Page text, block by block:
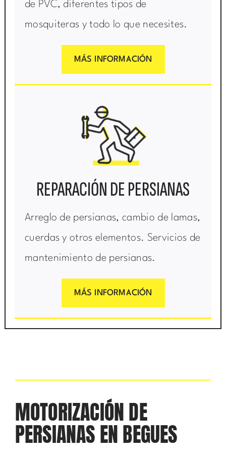
de PVC, diferentes tipos de
mosquiteras y todo lo que necesites.
MÁS INFORMACIÓN
REPARACIÓN DE PERSIANAS
Arreglo de persianas, cambio de lamas,
cuerdas y otros elementos. Servicios de
mantenimiento de persianas.
MÁS INFORMACIÓN
MOTORIZACIÓN DE
PERSIANAS EN BEGUES